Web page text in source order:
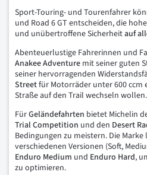
Sport-Touring- und Tourenfahrer
und Road 6 GT entscheiden, die
und unübertroffene Sicherheitauf
Abenteuerlustige Fahrerinnen und
Anakee Adventure mit seiner guten
seiner hervorragenden
Streetfür Motorräder unter 600 ccm
Straße auf den Trail wechseln wollen.
FürGeländefahrten bietet Michelin
Trial Competition und den Desert
Bedingungen zu meistern. Die
verschiedenen Versionen (Soft,
Enduro Medium und Enduro Hard,
zu optimieren.